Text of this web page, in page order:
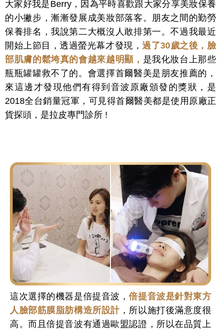
大家好我是Berry，因為平時喜歡跟大家分享美妝保養
的小撇步，漸漸發展成美妝部落客。朋友之間的勤勞
保養排名，我說第二大概沒人敢排第一。不過我最近
開始上節目，透過螢光幕才發現，過了30歲之後，臉
部肌膚的鬆垮真的會越來越明顯， 是我化妝台上那些
瓶瓶罐罐救不了的。會選擇首爾醫美是朋友推薦的，
來這邊才發現他們有得到音波原廠頒發的獎狀，是
2018全台銷量冠軍，可見得首爾醫美都是使用原廠正
貨探頭，是拉皮專門診所 !
這次選擇的機器是倍提音波，倍提音波是針對東方
人臉部筋膜脂肪構造所設計，所以施打後滿意度很
高。而且倍提音波有通過歐盟認證，所以在品質上